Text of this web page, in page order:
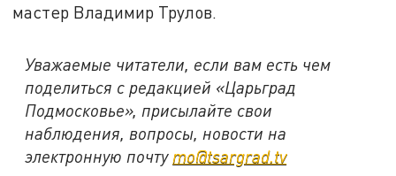
мастер Владимир Трулов.
Уважаемые читатели, если вам есть чем
поделиться с редакцией «Царьград
Подмосковье», присылайте свои
наблюдения, вопросы, новости на
электронную почту mo@tsargrad.tv